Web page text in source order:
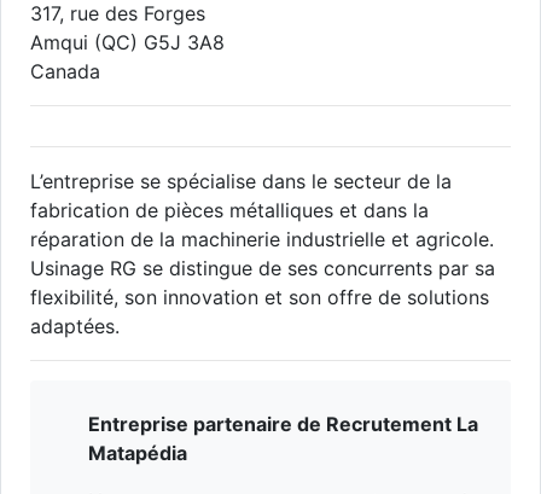
317, rue des Forges
Amqui (QC) G5J 3A8
Canada
L’entreprise se spécialise dans le secteur de la
fabrication de pièces métalliques et dans la
réparation de la machinerie industrielle et agricole.
Usinage RG se distingue de ses concurrents par sa
flexibilité, son innovation et son offre de solutions
adaptées.
Entreprise partenaire de Recrutement La
Matapédia